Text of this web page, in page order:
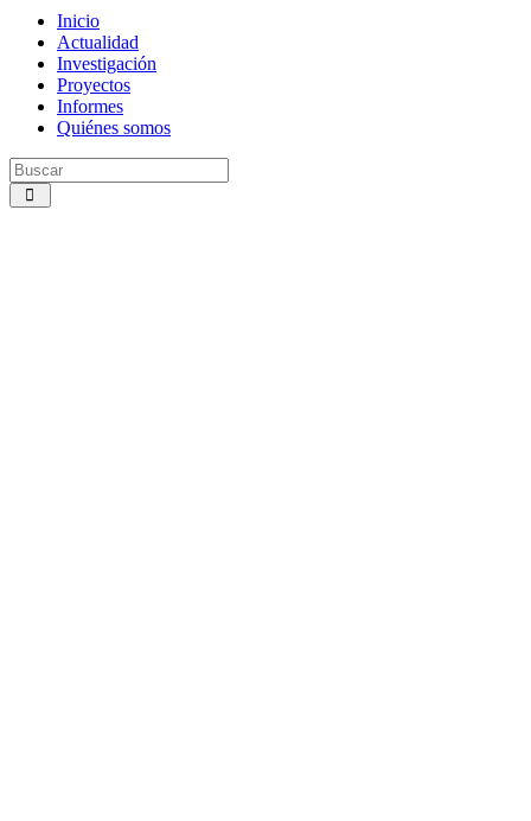
Inicio
Actualidad
Investigación
Proyectos
Informes
Quiénes somos